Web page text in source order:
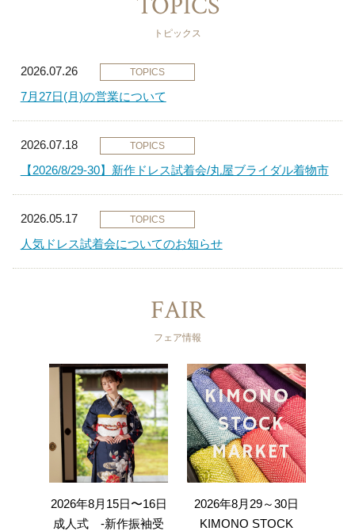
トピックス
2026.07.26 TOPICS
7月27日(月)の営業について
2026.07.18 TOPICS
【2026/8/29-30】新作ドレス試着会/丸屋ブライダル着物市
2026.05.17 TOPICS
人気ドレス試着会についてのお知らせ
FAIR
フェア情報
2026年8月15日〜16日
成人式 -新作振袖受
2026年8月29～30日
KIMONO STOCK